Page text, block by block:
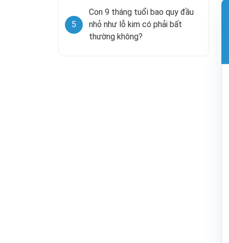
5
Con 9 tháng tuổi bao quy đầu
nhỏ như lỗ kim có phải bất
thường không?